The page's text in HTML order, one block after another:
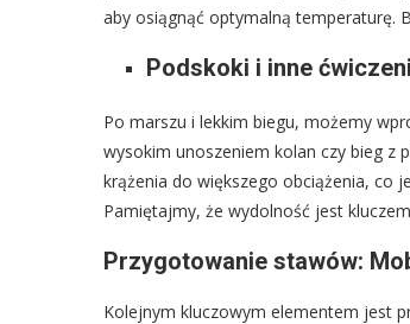
aby osiągnąć optymalną temperaturę.
Podskoki i inne
Po marszu i lekkim biegu, możemy
wysokim unoszeniem kolan czy bieg z
krążenia do większego obciążenia, co
Pamiętajmy, że wydolność jest
Przygotowanie stawów:
Kolejnym kluczowym elementem jest